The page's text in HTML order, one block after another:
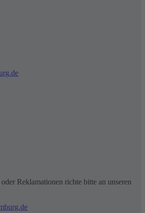
Reklamationen richte bitte an unseren